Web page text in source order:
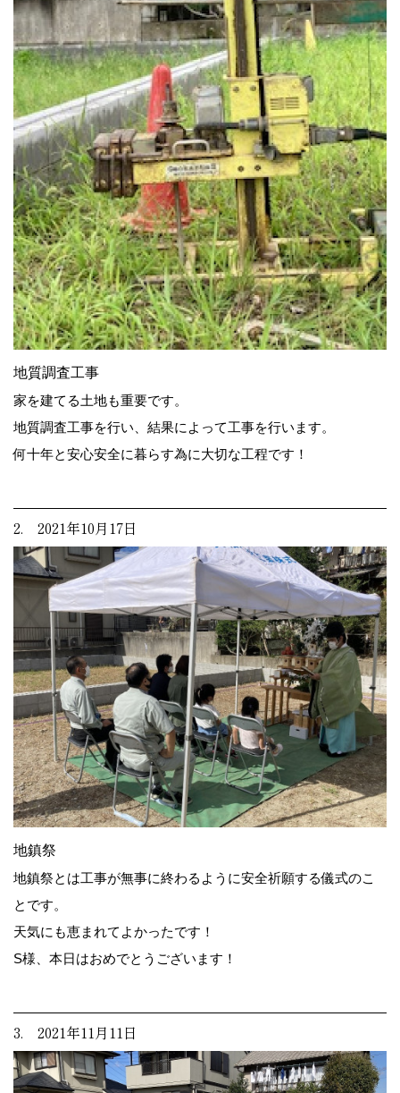
地質調査工事
家を建てる土地も重要です。
地質調査工事を行い、結果によって工事を行います。
何十年と安心安全に暮らす為に大切な工程です！
2. 2021年10月17日
地鎮祭
地鎮祭とは工事が無事に終わるように安全祈願する儀式のこ
とです。
天気にも恵まれてよかったです！
S様、本日はおめでとうございます！
3. 2021年11月11日